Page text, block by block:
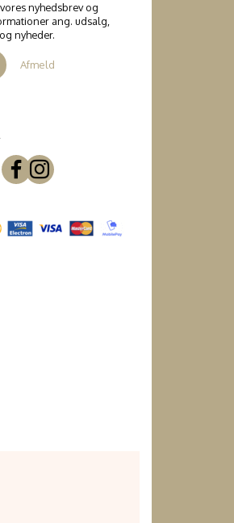
nyhedsbrev og
ang. udsalg,
nyheder.
Afmeld